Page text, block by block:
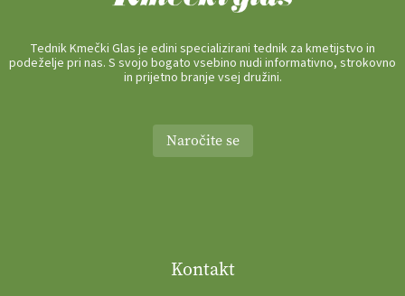
Tednik Kmečki Glas je edini specializirani tednik za kmetijstvo in
podeželje pri nas. S svojo bogato vsebino nudi informativno, strokovno
in prijetno branje vsej družini.
Naročite se
Kontakt